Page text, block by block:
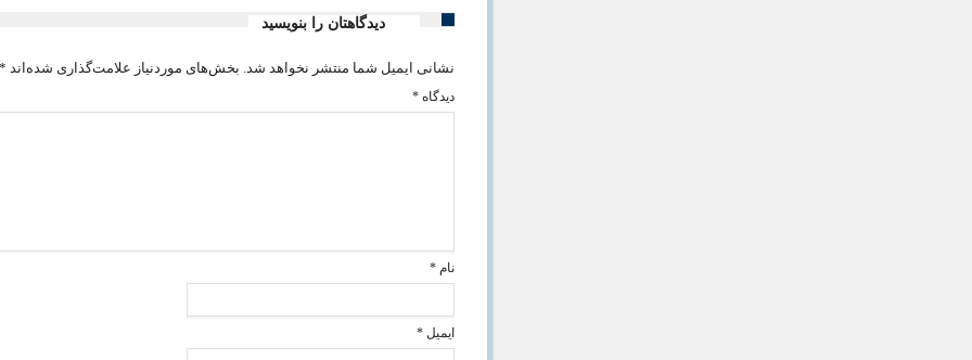
دیدگاهتان را بنویسید
نشانی ایمیل شما منتشر نخواهد شد. بخش‌های موردنیاز علامت‌گذاری شده‌اند *
دیدگاه *
نام *
ایمیل *